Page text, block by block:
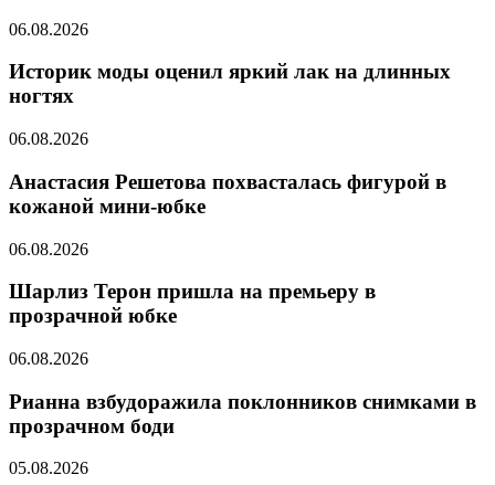
06.08.2026
Историк моды оценил яркий лак на длинных
ногтях
06.08.2026
Анастасия Решетова похвасталась фигурой в
кожаной мини-юбке
06.08.2026
Шарлиз Терон пришла на премьеру в
прозрачной юбке
06.08.2026
Рианна взбудоражила поклонников снимками в
прозрачном боди
05.08.2026